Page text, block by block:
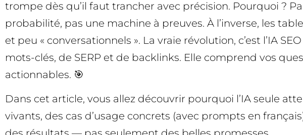
trompe dès qu’il faut trancher avec précision. Pourquoi ?
probabilité, pas une machine à preuves. À l’inverse, les
et peu « conversationnels ». La vraie révolution, c’est l’IA
mots-clés, de SERP et de backlinks. Elle comprend vos
actionnables. 🎯
Dans cet article, vous allez découvrir pourquoi l’IA seule
vivants, des cas d’usage concrets (avec prompts en